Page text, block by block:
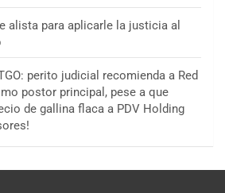
alista para aplicarle la justicia al
perito judicial recomienda a Red
postor principal, pese a que
de gallina flaca a PDV Holding